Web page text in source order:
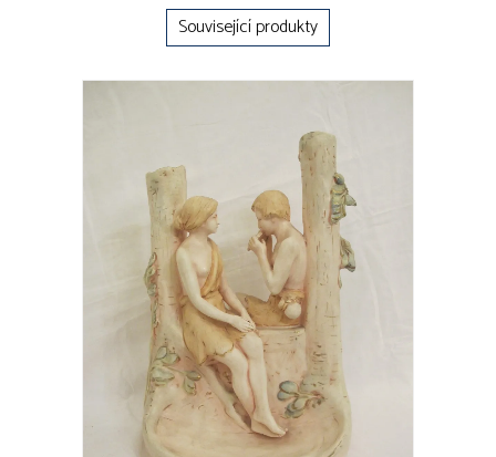
Související produkty